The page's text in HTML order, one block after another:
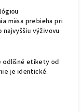
mäsa prebieha pri
najvyššiu výživovu
odlišné etikety od
je identické.